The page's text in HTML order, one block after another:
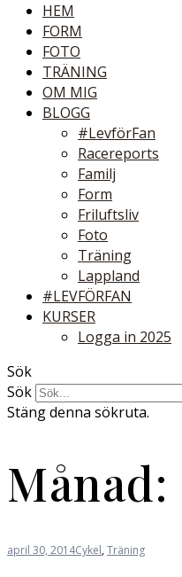
HEM
FORM
FOTO
TRÄNING
OM MIG
BLOGG
#LevförFan
Racereports
Familj
Form
Friluftsliv
Foto
Träning
Lappland
#LEVFÖRFAN
KURSER
Logga in 2025
Sök
Sök
Stäng denna sökruta.
Månad:
april 30, 2014Cykel,Träning